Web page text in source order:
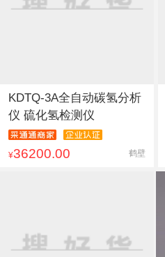
KDTQ-3A全自动碳氢分析
仪 硫化氢检测仪
¥36200.00 鹤壁